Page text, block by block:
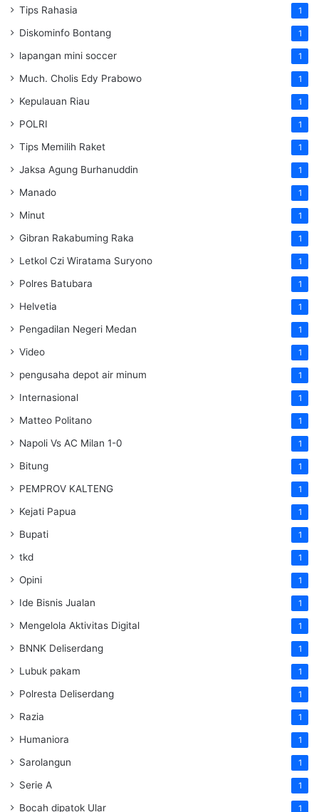
Tips Rahasia 1
Diskominfo Bontang 1
lapangan mini soccer 1
Much. Cholis Edy Prabowo 1
Kepulauan Riau 1
POLRI 1
Tips Memilih Raket 1
Jaksa Agung Burhanuddin 1
Manado 1
Minut 1
Gibran Rakabuming Raka 1
Letkol Czi Wiratama Suryono 1
Polres Batubara 1
Helvetia 1
Pengadilan Negeri Medan 1
Video 1
pengusaha depot air minum 1
Internasional 1
Matteo Politano 1
Napoli Vs AC Milan 1-0 1
Bitung 1
PEMPROV KALTENG 1
Kejati Papua 1
Bupati 1
tkd 1
Opini 1
Ide Bisnis Jualan 1
Mengelola Aktivitas Digital 1
BNNK Deliserdang 1
Lubuk pakam 1
Polresta Deliserdang 1
Razia 1
Humaniora 1
Sarolangun 1
Serie A 1
Bocah dipatok Ular 1